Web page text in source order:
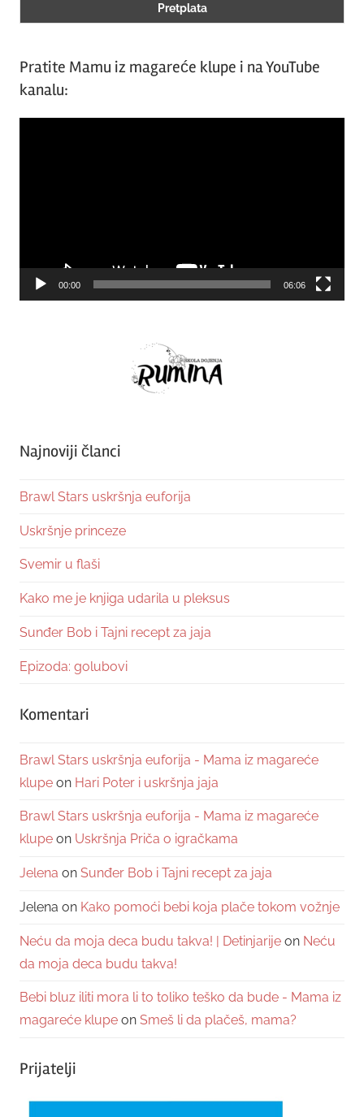
Pratite Mamu iz magareće klupe i na YouTube
kanalu:
00:00 06:06
Najnoviji članci
Brawl Stars uskršnja euforija
Uskršnje princeze
Svemir u flaši
Kako me je knjiga udarila u pleksus
Sunđer Bob i Tajni recept za jaja
Epizoda: golubovi
Komentari
Brawl Stars uskršnja euforija - Mama iz magareće
klupe on Hari Poter i uskršnja jaja
Brawl Stars uskršnja euforija - Mama iz magareće
klupe on Uskršnja Priča o igračkama
Jelena on Sunđer Bob i Tajni recept za jaja
Jelena on Kako pomoći bebi koja plače tokom vožnje
Neću da moja deca budu takva! | Detinjarije on Neću
da moja deca budu takva!
Bebi bluz iliti mora li to toliko teško da bude - Mama iz
magareće klupe on Smeš li da plačeš, mama?
Prijatelji